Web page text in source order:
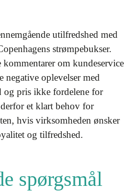
utilfredshed med
strømpebukser.
om kundeservice
negative oplevelser med
og pris ikke fordelene for
et klart behov for
hvis virksomheden ønsker
og tilfredshed.
spørgsmål